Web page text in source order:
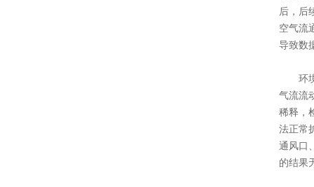
后，后
空气流
导致数
环境
气流流
稀释，
法正常
通风口
的结果